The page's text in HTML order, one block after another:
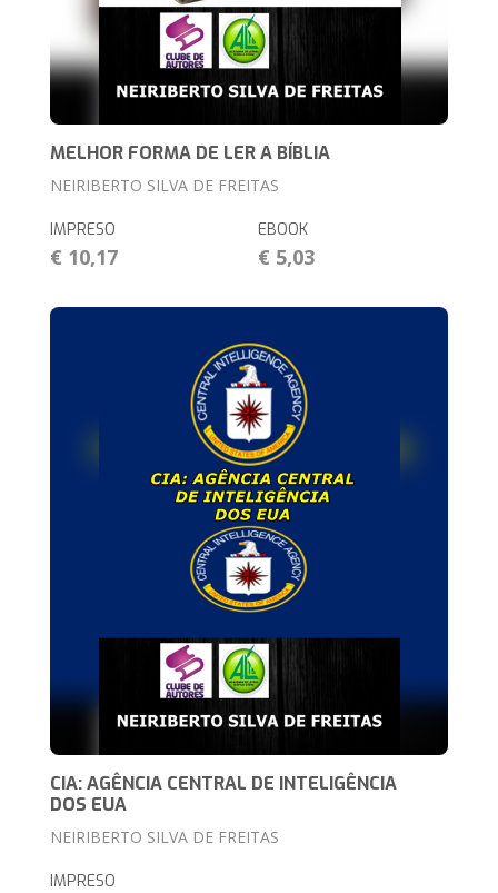
MELHOR FORMA DE LER A BÍBLIA
NEIRIBERTO SILVA DE FREITAS
IMPRESO
€ 10,17
EBOOK
€ 5,03
CIA: AGÊNCIA CENTRAL DE INTELIGÊNCIA
DOS EUA
NEIRIBERTO SILVA DE FREITAS
IMPRESO